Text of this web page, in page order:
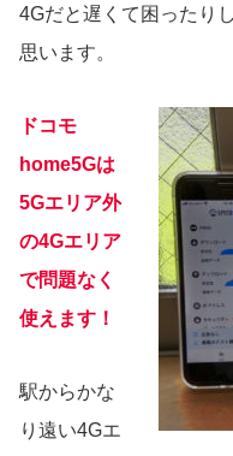
4Gだと遅くて困ったり
思います。
ドコモ
home5Gは
5Gエリア外
の4Gエリア
で問題なく
使えます！
駅からかな
り遠い4Gエ